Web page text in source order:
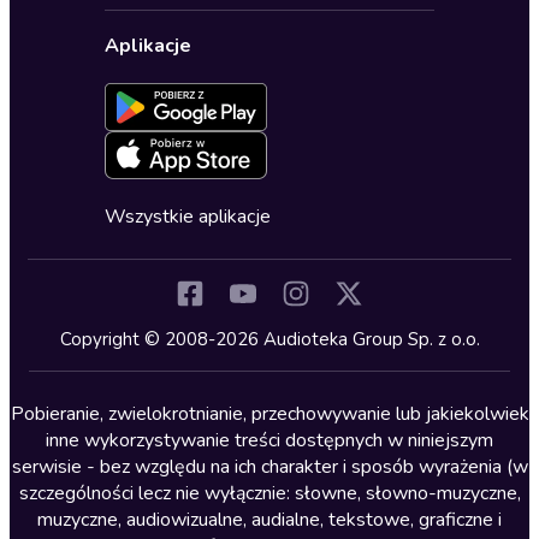
Dla młodzieży
Kryminały
Lektury szkolne
Literatura anglojęzyczna
Literatura faktu
Literatura obyczajowa
Ustawienia prywatności
Formularz zgłaszania nielegalnych treści
Deklaracja dostępności
Oferta dla firm i bibliotek
Dołącz do newslettera
Blog
Zapowiedzi
Cykle audiobooków
Aplikacje
Wszystkie aplikacje
Copyright © 2008-2026 Audioteka Group Sp. z o.o.
Pobieranie, zwielokrotnianie, przechowywanie lub jakiekolwiek
inne wykorzystywanie treści dostępnych w niniejszym
serwisie - bez względu na ich charakter i sposób wyrażenia (w
szczególności lecz nie wyłącznie: słowne, słowno-muzyczne,
muzyczne, audiowizualne, audialne, tekstowe, graficzne i